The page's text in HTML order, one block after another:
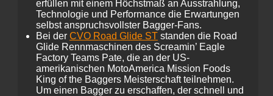
erfüllen mit einem Höchstmaß an Ausstrahlung,
Technologie und Performance die Erwartungen
selbst anspruchsvollster Bagger-Fans.
Bei der CVO Road Glide ST standen die Road
Glide Rennmaschinen des Screamin’ Eagle
Factory Teams Pate, die an der US-
amerikanischen MotoAmerica Mission Foods
King of the Baggers Meisterschaft teilnehmen.
Um einen Bagger zu erschaffen, der schnell und